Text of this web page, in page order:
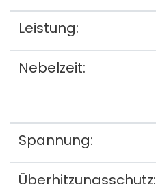
Leistung:
Nebelzeit:
Spannung:
Überhitzungsschutz: